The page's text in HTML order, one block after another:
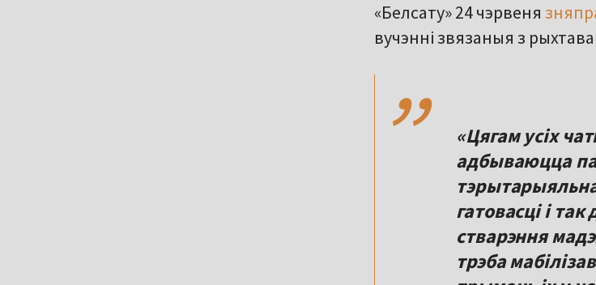
«Белсату» 24 чэрвеня
вучэнні звязаныя з
,,
«Цягам усіх
адбываюцца
гатовасці і
стварэння
трэба